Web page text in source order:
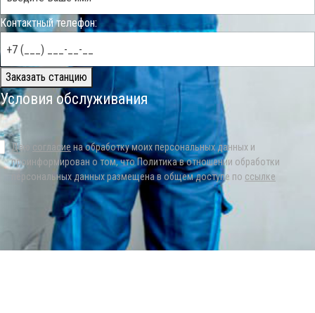
Контактный телефон:
Заказать станцию
Условия обслуживания
Даю согласие на обработку моих персональных данных и
проинформирован о том, что Политика в отношении обработки
персональных данных размещена в общем доступе по ссылке